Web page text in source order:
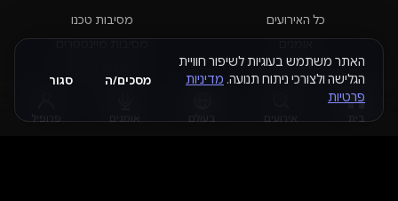
כל האירועים
אומנים
מועדונים
מסיבות טכנו
מסיבות מיינסטרים
בית אירועים בעולם אומנים פרופיל
האתר משתמש בעוגיות לשיפור חוויית
הגלישה ולצורכי ניתוח תנועה. מדיניות
פרטיות
מסכים/ה סגור